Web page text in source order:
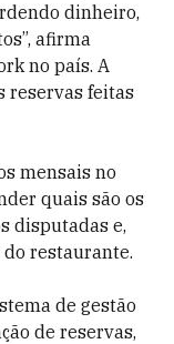
dinheiro,
afirma
no país. A
reservas feitas
mensais no
quais são os
disputadas e,
restaurante.
de gestão
de reservas,